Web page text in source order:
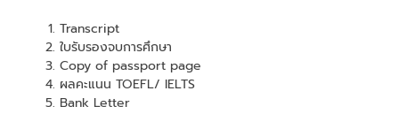
Transcript
ใบรับรองจบการศึกษา
Copy of passport page
ผลคะแนน TOEFL/ IELTS
Bank Letter